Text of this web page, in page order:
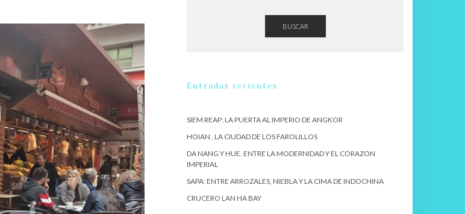
BUSCAR
Entradas recientes
SIEM REAP: LA PUERTA AL IMPERIO DE ANGKOR
HOIAN , LA CIUDAD DE LOS FAROLILLOS
DA NANG Y HUE. ENTRE LA MODERNIDAD Y EL CORAZON
IMPERIAL
SAPA: ENTRE ARROZALES, NIEBLA Y LA CIMA DE INDOCHINA
CRUCERO LAN HA BAY